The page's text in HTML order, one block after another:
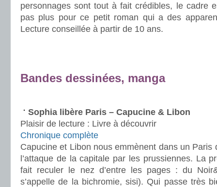
personnages sont tout à fait crédibles, le cadre
pas plus pour ce petit roman qui a des
Lecture conseillée à partir de 10 ans.
Bandes dessinées, manga
Sophia libère Paris – Capucine & Libon
Plaisir de lecture : Livre à découvrir
Chronique complète
Capucine et Libon nous emmènent dans un Paris
l’attaque de la capitale par les prussiennes. La
fait reculer le nez d’entre les pages : du
s’appelle de la bichromie, sisi). Qui passe très